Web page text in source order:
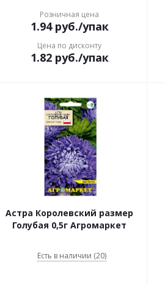
Розничная цена
1.94руб./упак
Цена по дисконту
1.82руб./упак
Астра Королевский размер
Голубая 0,5г Агромаркет
Есть в наличии (20)